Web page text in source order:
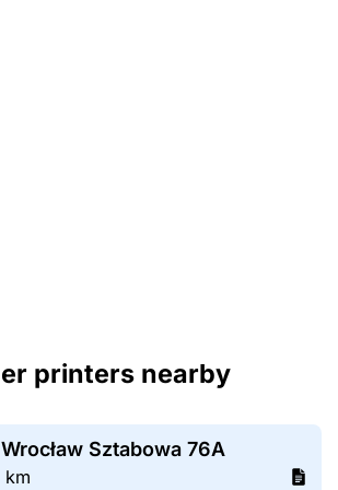
printers nearby
Sztabowa 76A
km